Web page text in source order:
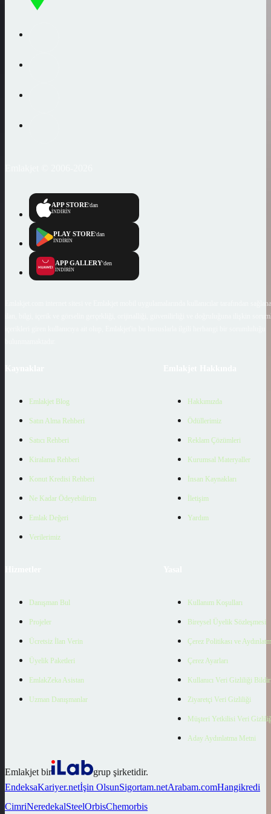
APP STORE'dan
İNDİRİN
PLAY STORE'dan
İNDİRİN
APP GALLERY'den
İNDİRİN
Emlakjet.com internet sitesi ve Emlakjet mobil uygulamalarında kullanıcılar tarafından
ilan, bilgi, içerik ve görselin gerçekliği, orijinalliği, güvenilirliği ve doğruluğuna ilişkin
Emlakjet Blog
Satın Alma Rehberi
Satıcı Rehberi
Kiralama Rehberi
Konut Kredisi Rehberi
Ne Kadar Ödeyebilirim
Emlak Değeri
Verilerimiz
Hakkımızda
Ödüllerimiz
Reklam Çözümleri
Kurumsal Materyaller
İnsan Kaynakları
İletişim
Yardım
Danışman Bul
Projeler
Ücretsiz İlan Verin
Üyelik Paketleri
EmlakZeka Asistan
Uzman Danışmanlar
Kullanım Koşulları
Bireysel Üyelik Sözleşmesi
Çerez Politikası ve
Çerez Ayarları
Kullanıcı Veri Gizliliği
Ziyaretçi Veri Gizliliği
Müşteri Yetkilisi Veri
Aday Aydınlatma Metni
Emlakjet bir
grup şirketidir.
EndeksaKariyer.netİşin OlsunSigortam.netArabam.comHangikredi
CimriNeredekalSteelOrbisChemorbis